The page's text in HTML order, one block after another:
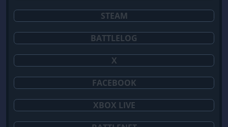
STEAM
BATTLELOG
X
FACEBOOK
XBOX LIVE